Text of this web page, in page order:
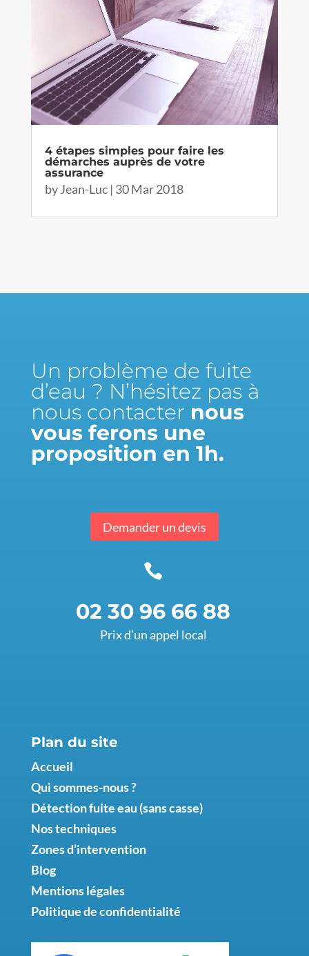
4 étapes simples pour faire les
démarches auprès de votre
assurance
byJean-Luc| 30 Mar 2018
Un problème de fuite
d’eau ? N’hésitez pas à
nous contacter nous
vous ferons une
proposition en 1h.
Demander un devis

02 30 96 66 88
Prix d’un appel local
Plan du site
Accueil
Qui sommes-nous ?
Détection fuite eau (sans casse)
Nos techniques
Zones d’intervention
Blog
Mentions légales
Politique de confidentialité